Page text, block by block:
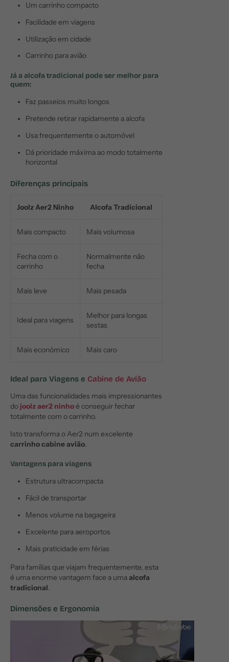
Um carrinho compacto
Facilidade em viagens
Utilização em cidade
Carrinho para avião
Já a alcofa tradicional pode ser melhor para
quem:
Faz passeios muito longos
Pretende retirar rapidamente a alcofa
Usa frequentemente o automóvel
Dá prioridade máxima ao modo totalmente
horizontal
Diferenças principais
Joolz Aer2 Ninho Alcofa Tradicional
Mais compacto Mais volumosa
Fecha com o
carrinho
Normalmente não
fecha
Mais leve Mais pesada
Ideal para viagens
Melhor para longas
sestas
Mais económico Mais caro
Ideal para Viagens e Cabine de Avião
Uma das funcionalidades mais impressionantes
do joolz aer2 ninhoé conseguir fechar
totalmente com o carrinho.
Isto transforma o Aer2 num excelente
carrinho cabine avião.
Vantagens para viagens
Estrutura ultracompacta
Fácil de transportar
Menos volume na bagageira
Excelente para aeroportos
Mais praticidade em férias
Para famílias que viajam frequentemente, esta
é uma enorme vantagem face a umaalcofa
tradicional.
Dimensões e Ergonomia